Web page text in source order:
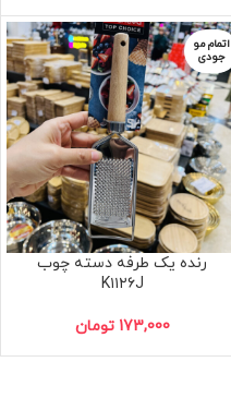
اتمام مو
جودی
رنده یک طرفه دسته چوب
K۱۱۲۶J
173,000 تومان